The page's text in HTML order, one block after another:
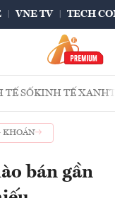
VNE TV TECH
TẾ SỐKINH TẾ XANH
KHOÁN
bán gần